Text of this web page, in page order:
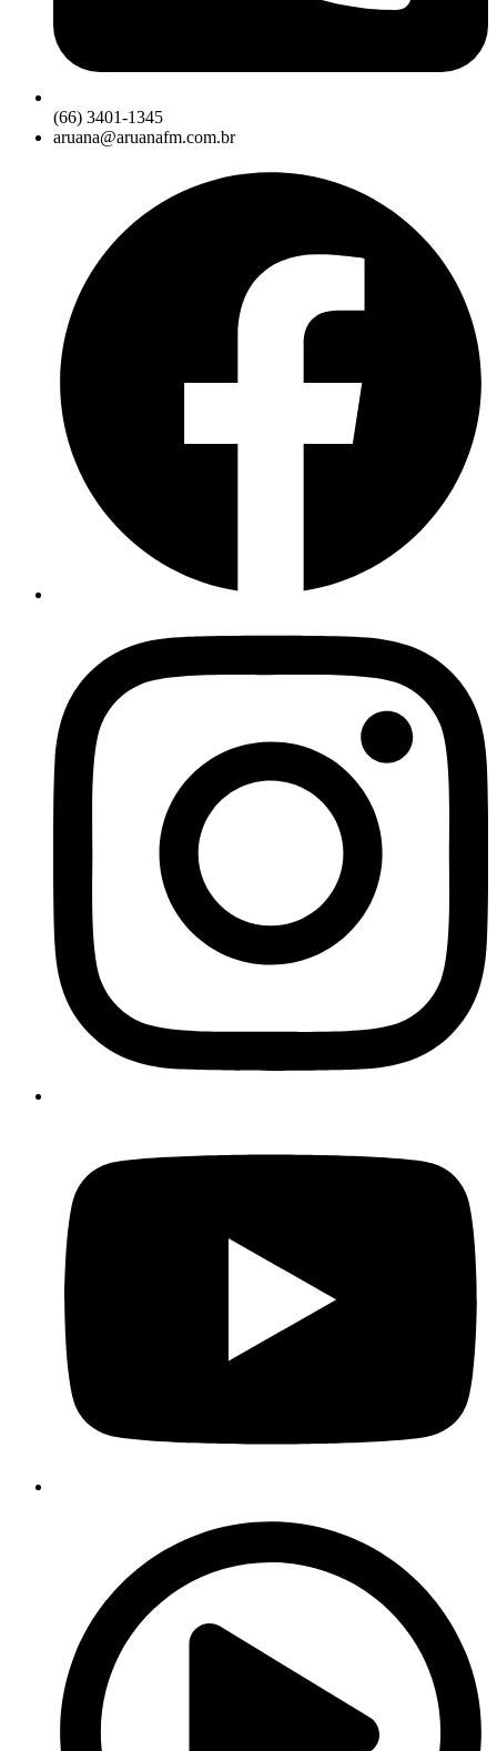
(66) 3401-1345
aruana@aruanafm.com.br